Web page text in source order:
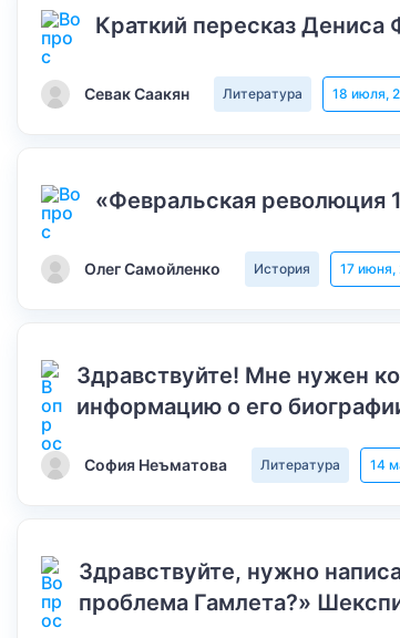
Краткий пересказ Дениса
Севак Саакян Литература 18 июля,
«Февральская революция
Олег Самойленко История 17 июня,
Здравствуйте! Мне нужен
информацию о его
София Неъматова Литература 14
Здравствуйте, нужно
проблема Гамлета?»